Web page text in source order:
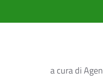
a cura di